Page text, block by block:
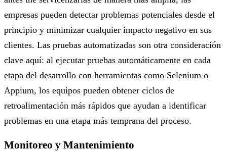
empresas pueden detectar problemas potenciales desde el
principio y minimizar cualquier impacto negativo en sus
clientes. Las pruebas automatizadas son otra consideración
clave aquí: al ejecutar pruebas automáticamente en cada
etapa del desarrollo con herramientas como Selenium o
Appium, los equipos pueden obtener ciclos de
retroalimentación más rápidos que ayudan a identificar
problemas en una etapa más temprana del proceso.
Monitoreo y Mantenimiento